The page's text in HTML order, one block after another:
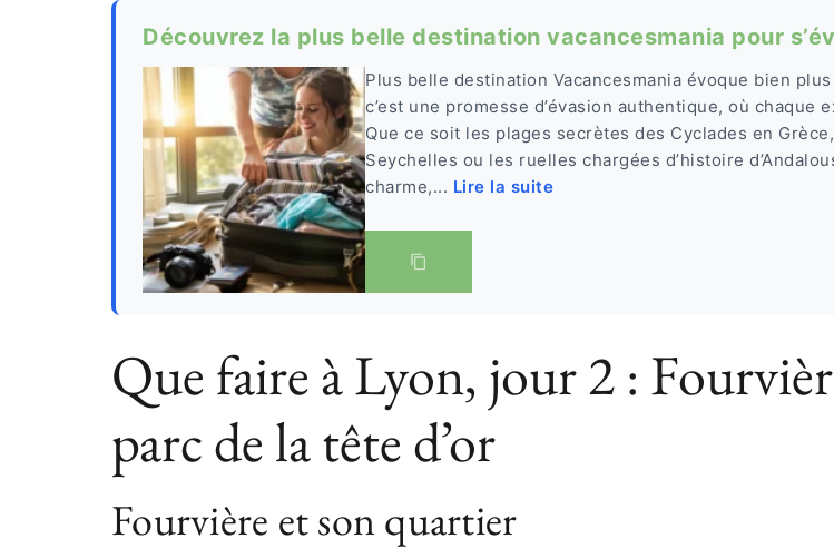
Découvrez la plus belle destination vacancesmania pour
Plus belle destination Vacancesmania évoque bien
c’est une promesse d’évasion authentique, où chaque
Que ce soit les plages secrètes des Cyclades en
Seychelles ou les ruelles chargées d’histoire
charme,... Lire la suite
Que faire à Lyon, jour 2 :
parc de la tête d’or
Fourvière et son quartier